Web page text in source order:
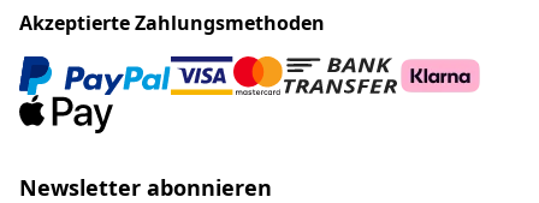
Akzeptierte Zahlungsmethoden
Newsletter abonnieren